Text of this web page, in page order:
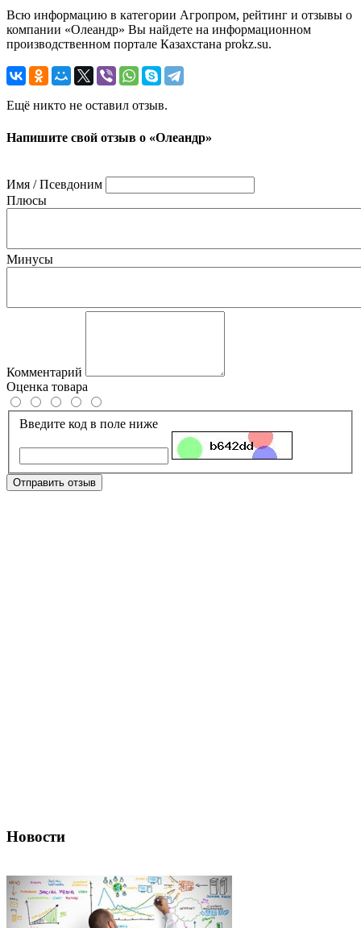
Всю информацию в категории Агропром, рейтинг и отзывы о
компании «Олеандр» Вы найдете на информационном
производственном портале Казахстана prokz.su.
Ещё никто не оставил отзыв.
Напишите свой отзыв о «Олеандр»
Имя / Псевдоним
Плюсы
Минусы
Комментарий
Оценка товара
Введите код в поле ниже
Отправить отзыв
Новости